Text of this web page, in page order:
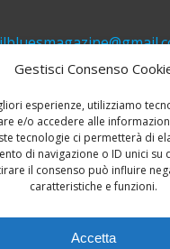
Gestisci Consenso
esperienze, utilizziamo
e/o accedere alle
tecnologie ci permetterà di
di navigazione o ID unici su
il consenso può influire
caratteristiche e funzioni.
Accetta
+39 339 748 6635